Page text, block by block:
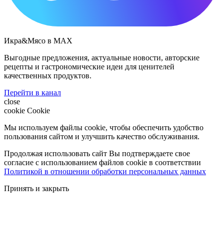
Икра&Мясо в МАХ
Выгодные предложения, актуальные новости, авторские
рецепты и гастрономические идеи для ценителей
качественных продуктов.
Перейти в канал
close
cookie Cookie
Мы используем файлы cookie, чтобы обеспечить удобство
пользования сайтом и улучшить качество обслуживания.
Продолжая использовать сайт Вы подтверждаете свое
согласие с использованием файлов cookie в соответствии
Политикой в отношении обработки персональных данных
Принять и закрыть